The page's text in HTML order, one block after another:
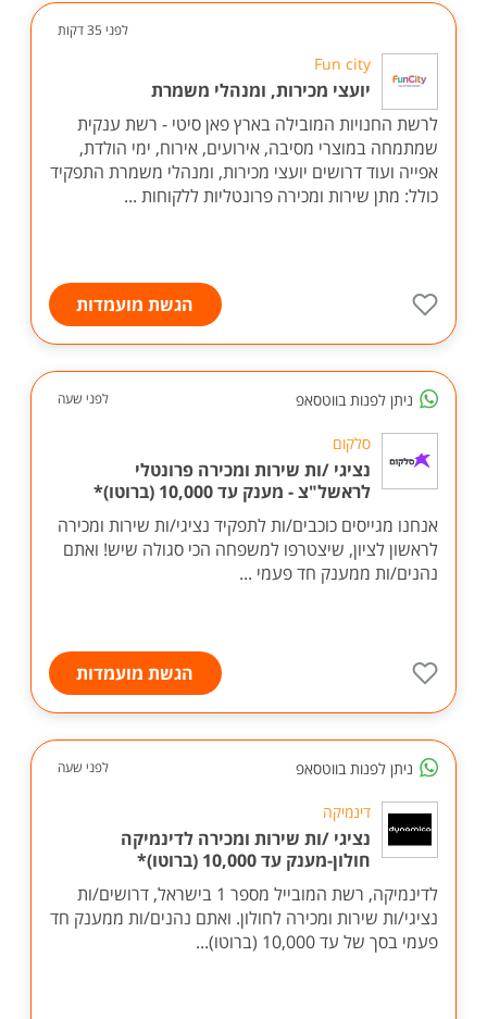
לפני 35 דקות
Fun city
יועצי מכירות, ומנהלי משמרת
לרשת החנויות המובילה בארץ פאן סיטי - רשת ענקית
שמתמחה במוצרי מסיבה, אירועים, אירוח, ימי הולדת,
אפייה ועוד דרושים יועצי מכירות, ומנהלי משמרת התפקיד
כולל: מתן שירות ומכירה פרונטליות ללקוחות ...
הגשת מועמדות
ניתן לפנות בווטסאפ לפני שעה
סלקום
נציגי /ות שירות ומכירה פרונטלי
לראשל"צ - מענק עד 10,000 (ברוטו)*
אנחנו מגייסים כוכבים/ות לתפקיד נציגי/ות שירות ומכירה
לראשון לציון, שיצטרפו למשפחה הכי סגולה שיש! ואתם
נהנים/ות ממענק חד פעמי ...
הגשת מועמדות
ניתן לפנות בווטסאפ לפני שעה
דינמיקה
נציגי /ות שירות ומכירה לדינמיקה
חולון-מענק עד 10,000 (ברוטו)*
לדינמיקה, רשת המובייל מספר 1 בישראל, דרושים/ות
נציגי/ות שירות ומכירה לחולון. ואתם נהנים/ות ממענק חד
פעמי בסך של עד 10,000 (ברוטו)...